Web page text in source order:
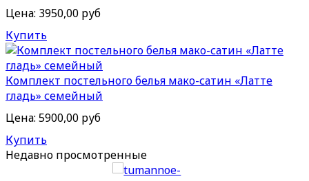
Цена: 3950,00 руб
Купить
Комплект постельного белья мако-сатин «Латте
гладь» семейный
Цена: 5900,00 руб
Купить
Недавно просмотренные